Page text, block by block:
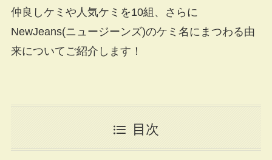
仲良しケミや人気ケミを10組、さらに
NewJeans(ニュージーンズ)のケミ名にまつわる由
来についてご紹介します！
目次